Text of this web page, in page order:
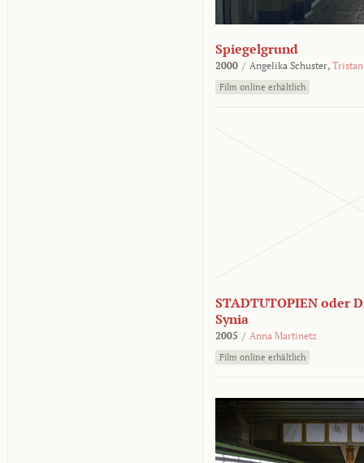
Spiegelgrund
2000 / Angelika Schuster,
Film online erhältlich
STADTUTOPIEN oder
Synia
2005 / Anna Martinetz
Film online erhältlich